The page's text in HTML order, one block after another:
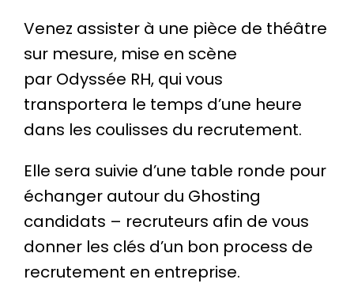
Venez assister à une pièce de théâtre
sur mesure, mise en scène
par Odyssée RH, qui vous
transportera le temps d’une heure
dans les coulisses du recrutement.
Elle sera suivie d’une table ronde pour
échanger autour du Ghosting
candidats – recruteurs afin de vous
donner les clés d’un bon process de
recrutement en entreprise.